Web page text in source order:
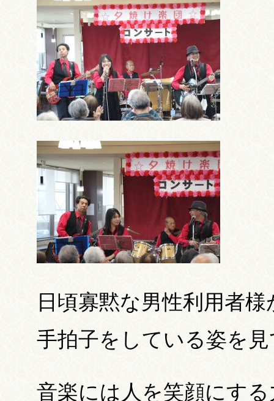
日頃寡黙な男性利用者
手拍子をしている姿を
音楽には人を笑顔にす